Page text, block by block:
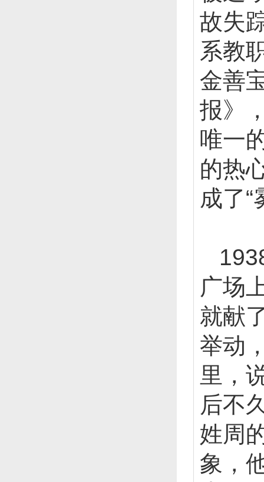
故失
系教
金善
报》
唯一
的热
成了“
广场
就献
举动
里，
后不
姓周
象，